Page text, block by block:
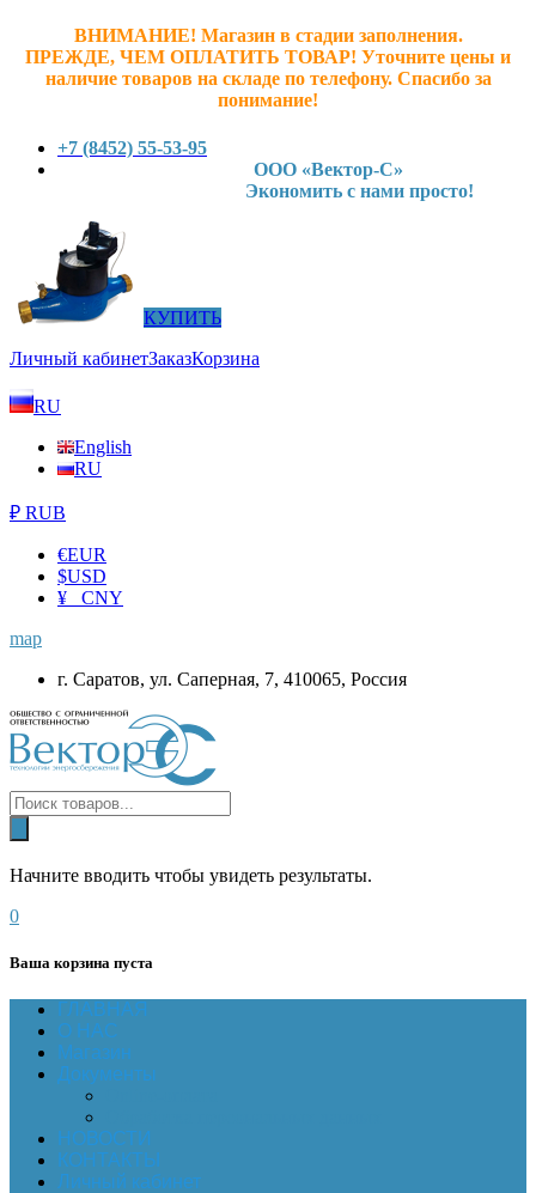
ВНИМАНИЕ! Магазин в стадии заполнения.
ПРЕЖДЕ, ЧЕМ ОПЛАТИТЬ ТОВАР! Уточните цены и
наличие товаров на складе по телефону. Спасибо за
понимание!
+7 (8452) 55-53-95
ООО «Вектор-С»
Экономить с нами просто!
КУПИТЬ
Личный кабинетЗаказКорзина
RU
English
RU
₽ RUB
€EUR
$USD
¥ CNY
map
г. Саратов, ул. Саперная, 7, 410065, Россия
Начните вводить чтобы увидеть результаты.
0
Ваша корзина пуста
ГЛАВНАЯ
О НАС
Магазин
Документы
НОВОСТИ
КОНТАКТЫ
Личный кабинет